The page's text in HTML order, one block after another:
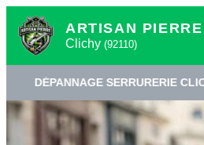
ARTISAN PIERRE
Clichy (92110)
SERRURERIE CLICHY •